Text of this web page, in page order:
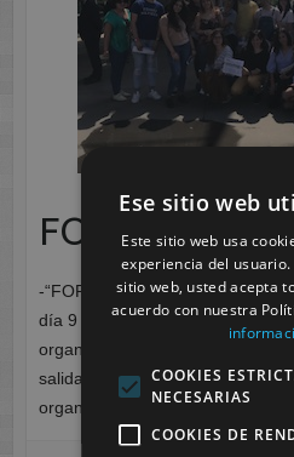
FORO DE
-“FORO DE EMPLEO”- ENAE
día 9 de Mayo desde el
organizamos para todo el
salida programada al FORO DE
organiza «ENAE» en la Facultad…
Ese sitio web
Este sitio web usa
experiencia del
sitio web, usted acepta
acuerdo con nuestra
COOKIES
NECESARIAS
COOKIES DE